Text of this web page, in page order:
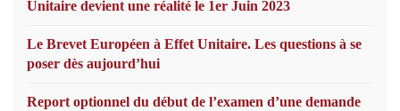
Unitaire devient une réalité le 1er Juin 2023
Le Brevet Européen à Effet Unitaire. Les questions à se
poser dès aujourd’hui
Report optionnel du début de l’examen d’une demande